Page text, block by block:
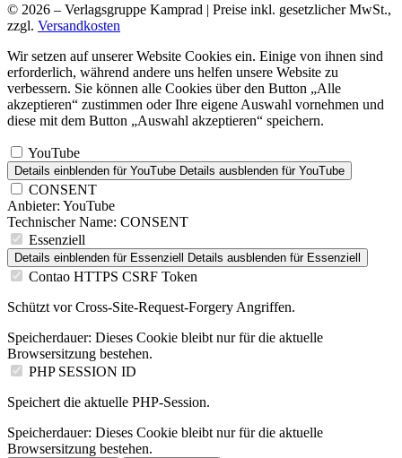
© 2026 – Verlagsgruppe Kamprad | Preise inkl. gesetzlicher MwSt.,
zzgl. Versandkosten
Wir setzen auf unserer Website Cookies ein. Einige von ihnen sind
erforderlich, während andere uns helfen unsere Website zu
verbessern. Sie können alle Cookies über den Button „Alle
akzeptieren“ zustimmen oder Ihre eigene Auswahl vornehmen und
diese mit dem Button „Auswahl akzeptieren“ speichern.
YouTube
Details einblenden für YouTube Details ausblenden für YouTube
CONSENT
Anbieter: YouTube
Technischer Name: CONSENT
Essenziell
Details einblenden für Essenziell Details ausblenden für Essenziell
Contao HTTPS CSRF Token
Schützt vor Cross-Site-Request-Forgery Angriffen.
Speicherdauer: Dieses Cookie bleibt nur für die aktuelle
Browsersitzung bestehen.
PHP SESSION ID
Speichert die aktuelle PHP-Session.
Speicherdauer: Dieses Cookie bleibt nur für die aktuelle
Browsersitzung bestehen.